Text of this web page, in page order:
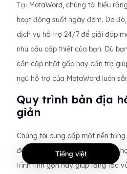
Tại MotaWord, chúng tôi hiểu
hoạt động suốt ngày đêm. Do
dịch vụ hỗ trợ 24/7 để giải đáp
nhu cầu cấp thiết của bạn. Dù
cần cập nhật gấp hay cần trợ
ngũ hỗ trợ của MotaWord luôn
Quy trình bản địa
giản
Chúng tôi cung cấp một nền
để trích xuất, dịch thuật và tích
trình tinh gọn này giúp tăng tốc
Tiếng việt